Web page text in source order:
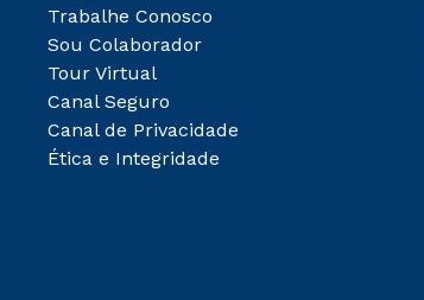
Trabalhe Conosco
Sou Colaborador
Tour Virtual
Canal Seguro
Canal de Privacidade
Ética e Integridade